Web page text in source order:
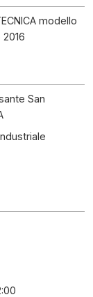
modello
2016
San